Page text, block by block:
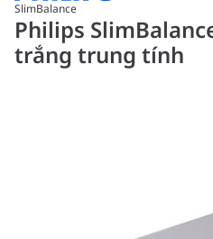
SlimBalance
Philips
trắng trung tính